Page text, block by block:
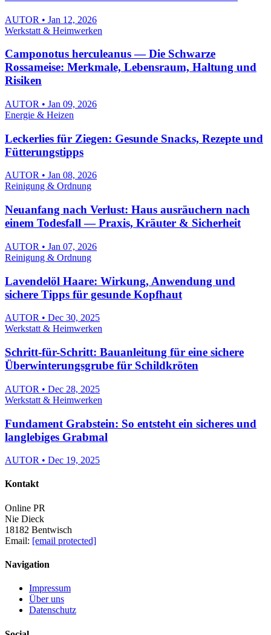
AUTOR • Jan 12, 2026
Werkstatt & Heimwerken
Camponotus herculeanus — Die Schwarze
Rossameise: Merkmale, Lebensraum, Haltung und
Risiken
AUTOR • Jan 09, 2026
Energie & Heizen
Leckerlies für Ziegen: Gesunde Snacks, Rezepte und
Fütterungstipps
AUTOR • Jan 08, 2026
Reinigung & Ordnung
Neuanfang nach Verlust: Haus ausräuchern nach
einem Todesfall — Praxis, Kräuter & Sicherheit
AUTOR • Jan 07, 2026
Reinigung & Ordnung
Lavendelöl Haare: Wirkung, Anwendung und
sichere Tipps für gesunde Kopfhaut
AUTOR • Dec 30, 2025
Werkstatt & Heimwerken
Schritt-für-Schritt: Bauanleitung für eine sichere
Überwinterungsgrube für Schildkröten
AUTOR • Dec 28, 2025
Werkstatt & Heimwerken
Fundament Grabstein: So entsteht ein sicheres und
langlebiges Grabmal
AUTOR • Dec 19, 2025
Kontakt
Online PR
Nie Dieck
18182 Bentwisch
Email: [email protected]
Navigation
Impressum
Über uns
Datenschutz